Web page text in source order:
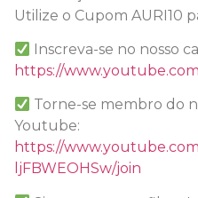
Utilize o Cupom AURI10
Inscreva-se no nosso
https://
Torne-se membro do
Youtube:
https://
ljFBWEOHSw/join